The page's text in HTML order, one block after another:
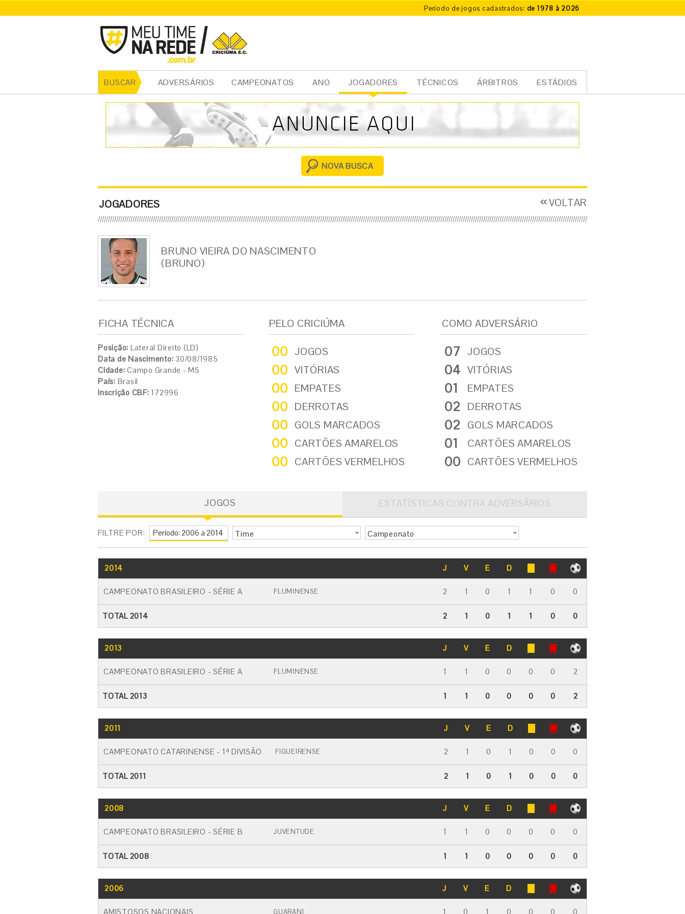
Período de jogos cadastrados: de 1978 à 2026
BUSCAR ADVERSÁRIOS CAMPEONATOS ANO JOGADORES TÉCNICOS ÁRBITROS ESTÁDIOS
cia
l
NOVA BUSCA
JOGADORES VOLTAR
BRUNO VIEIRA DO NASCIMENTO
(BRUNO)
FICHA TÉCNICA
Posição: Lateral Direito (LD)
Data de Nascimento: 30/08/1985
Cidade: Campo Grande - MS
País: Brasil
Inscrição CBF: 172996
PELO CRICIÚMA
00 JOGOS
00 VITÓRIAS
00 EMPATES
00 DERROTAS
00 GOLS MARCADOS
00 CARTÕES AMARELOS
00 CARTÕES VERMELHOS
COMO ADVERSÁRIO
07 JOGOS
04 VITÓRIAS
01 EMPATES
02 DERROTAS
02 GOLS MARCADOS
01 CARTÕES AMARELOS
00 CARTÕES VERMELHOS
JOGOS ESTATÍSTICAS CONTRA ADVERSÁRIOS
FILTRE POR: Time Campeonato
2014 J V E D
CAMPEONATO BRASILEIRO - SÉRIE A FLUMINENSE 2 1 0 1 1 0 0
TOTAL 2014 2 1 0 1 1 0 0
2013 J V E D
CAMPEONATO BRASILEIRO - SÉRIE A FLUMINENSE 1 1 0 0 0 0 2
TOTAL 2013 1 1 0 0 0 0 2
2011 J V E D
CAMPEONATO CATARINENSE - 1ª DIVISÃO FIGUEIRENSE 2 1 0 1 0 0 0
TOTAL 2011 2 1 0 1 0 0 0
2008 J V E D
CAMPEONATO BRASILEIRO - SÉRIE B JUVENTUDE 1 1 0 0 0 0 0
TOTAL 2008 1 1 0 0 0 0 0
2006 J V E D
AMISTOSOS NACIONAIS GUARANI 1 0 1 0 0 0 0